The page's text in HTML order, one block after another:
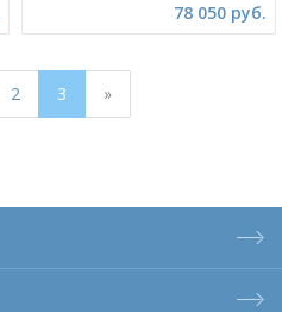
78 050 руб.
2 3 »